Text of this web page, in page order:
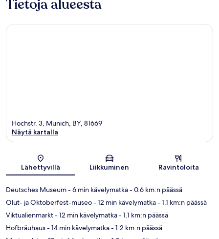
Tietoja alueesta
Kartta
Hochstr. 3, Munich, BY, 81669
Näytä kartalla
Lähettyvillä Liikkuminen Ravintoloita
Deutsches Museum- 6 min kävelymatka- 0.6 km:n päässä
Olut- ja Oktoberfest-museo- 12 min kävelymatka- 1.1 km:n päässä
Viktualienmarkt- 12 min kävelymatka- 1.1 km:n päässä
Hofbräuhaus- 14 min kävelymatka- 1.2 km:n päässä